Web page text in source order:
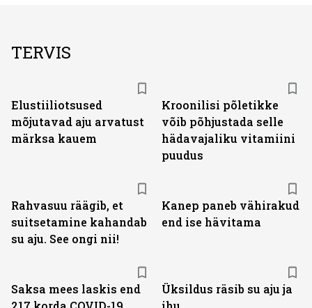
TERVIS
Elustiiliotsused
mõjutavad aju arvatust
märksa kauem
Kroonilisi põletikke
võib põhjustada selle
hädavajaliku vitamiini
puudus
Rahvasuu räägib, et
suitsetamine kahandab
su aju. See ongi nii!
Kanep paneb vähirakud
end ise hävitama
Saksa mees laskis end
Üksildus räsib su aju ja